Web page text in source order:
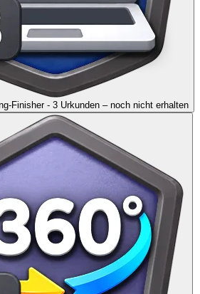
Finisher - 3 Urkunden – noch nicht erhalten